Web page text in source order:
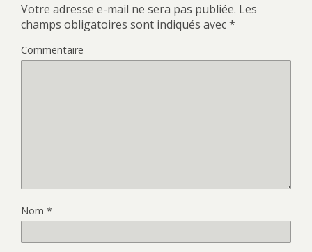
Votre adresse e-mail ne sera pas publiée. Les
champs obligatoires sont indiqués avec*
Commentaire
Nom *